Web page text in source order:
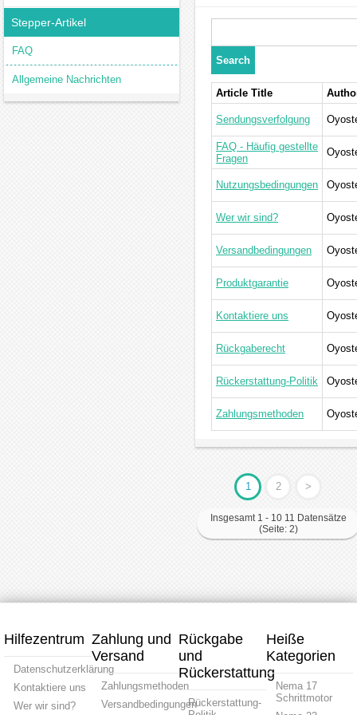
Stepper-Artikel
FAQ
Allgemeine Nachrichten
Article Title
Sendungsverfolgung
FAQ - Häufig gestellte
Fragen
Nutzungsbedingungen
Wer wir sind?
Versandbedingungen
Produktgarantie
Kontaktiere uns
Rückgaberecht
Rückerstattung-Politik
Zahlungsmethoden
1 2 >
Insgesamt 1 - 10 11 Datensätze
(Seite: 2)
Hilfezentrum
Datenschutzerklärung
Kontaktiere uns
Wer wir sind?
Zahlung und
Versand
Zahlungsmethoden
Versandbedingungen
Rückgabe
und
Rückerstattung
Rückerstattung-
Heiße
Kategorien
Nema 17
Schrittmotor